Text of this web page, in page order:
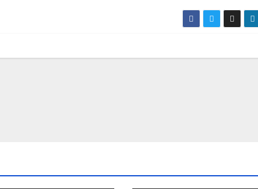
यह विपक्ष
का